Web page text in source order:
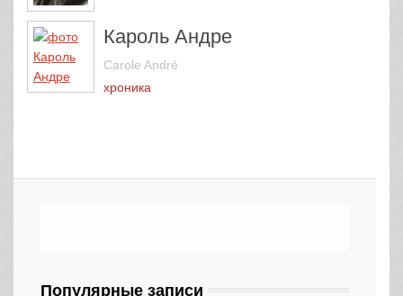
Кароль Андре
Carole André
хроника
Популярные записи